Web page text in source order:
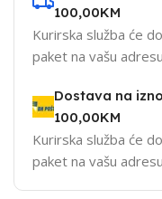
100,00KM
Kurirska služba će
paket na vašu
Dostava na
100,00KM
Kurirska služba će
paket na vašu